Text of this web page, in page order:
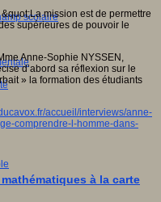
scolaire
Anne-Sophie NYSSEN,
d’abord sa réflexion sur le
» la formation des étudiants
accueil/interviews/anne-
comprendre-l-homme-dans-
à la carte